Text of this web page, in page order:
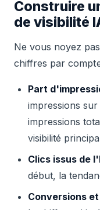
Construire
de visibilité
Ne vous noyez
chiffres par
Part
impressions
impressions
visibilité
Clics issus de
début, la
Conversions